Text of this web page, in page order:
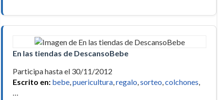
En las tiendas de DescansoBebe
Participa hasta el 30/11/2012
Escrito en: bebe puericultura regalo sorteo colchones